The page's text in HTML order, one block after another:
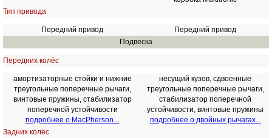
Тип привода
Передний привод
Передний привод
Подвеска
Передних колёс
амортизаторные стойки и нижние
треугольные поперечные рычаги,
винтовые пружины, стабилизатор
поперечной устойчивости
подробнее о MacPherson...
несущий кузов, сдвоенные
треугольные поперечные рычаги,
стабилизатор поперечной
устойчивости, винтовые пружины
подробнее о двойных рычагах...
Задних колёс